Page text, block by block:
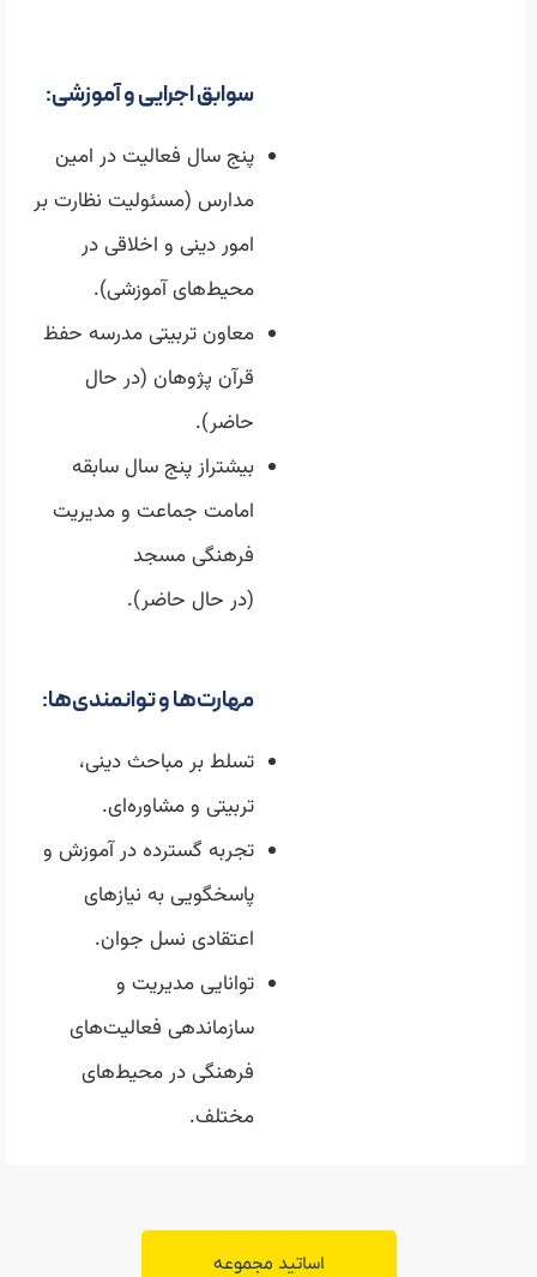
سوابق اجرایی و آموزشی:
پنج سال فعالیت در امین
مدارس (مسئولیت نظارت بر
امور دینی و اخلاقی در
محیط‌های آموزشی).
معاون تربیتی مدرسه حفظ
قرآن پژوهان (در حال
حاضر).
بیشتراز پنج سال سابقه
امامت جماعت و مدیریت
فرهنگی مسجد
(در حال حاضر).
مهارت‌ها و توانمندی‌ها:
تسلط بر مباحث دینی،
تربیتی و مشاوره‌ای.
تجربه گسترده در آموزش و
پاسخگویی به نیازهای
اعتقادی نسل جوان.
توانایی مدیریت و
سازماندهی فعالیت‌های
فرهنگی در محیط‌های
مختلف.
اساتید مجموعه